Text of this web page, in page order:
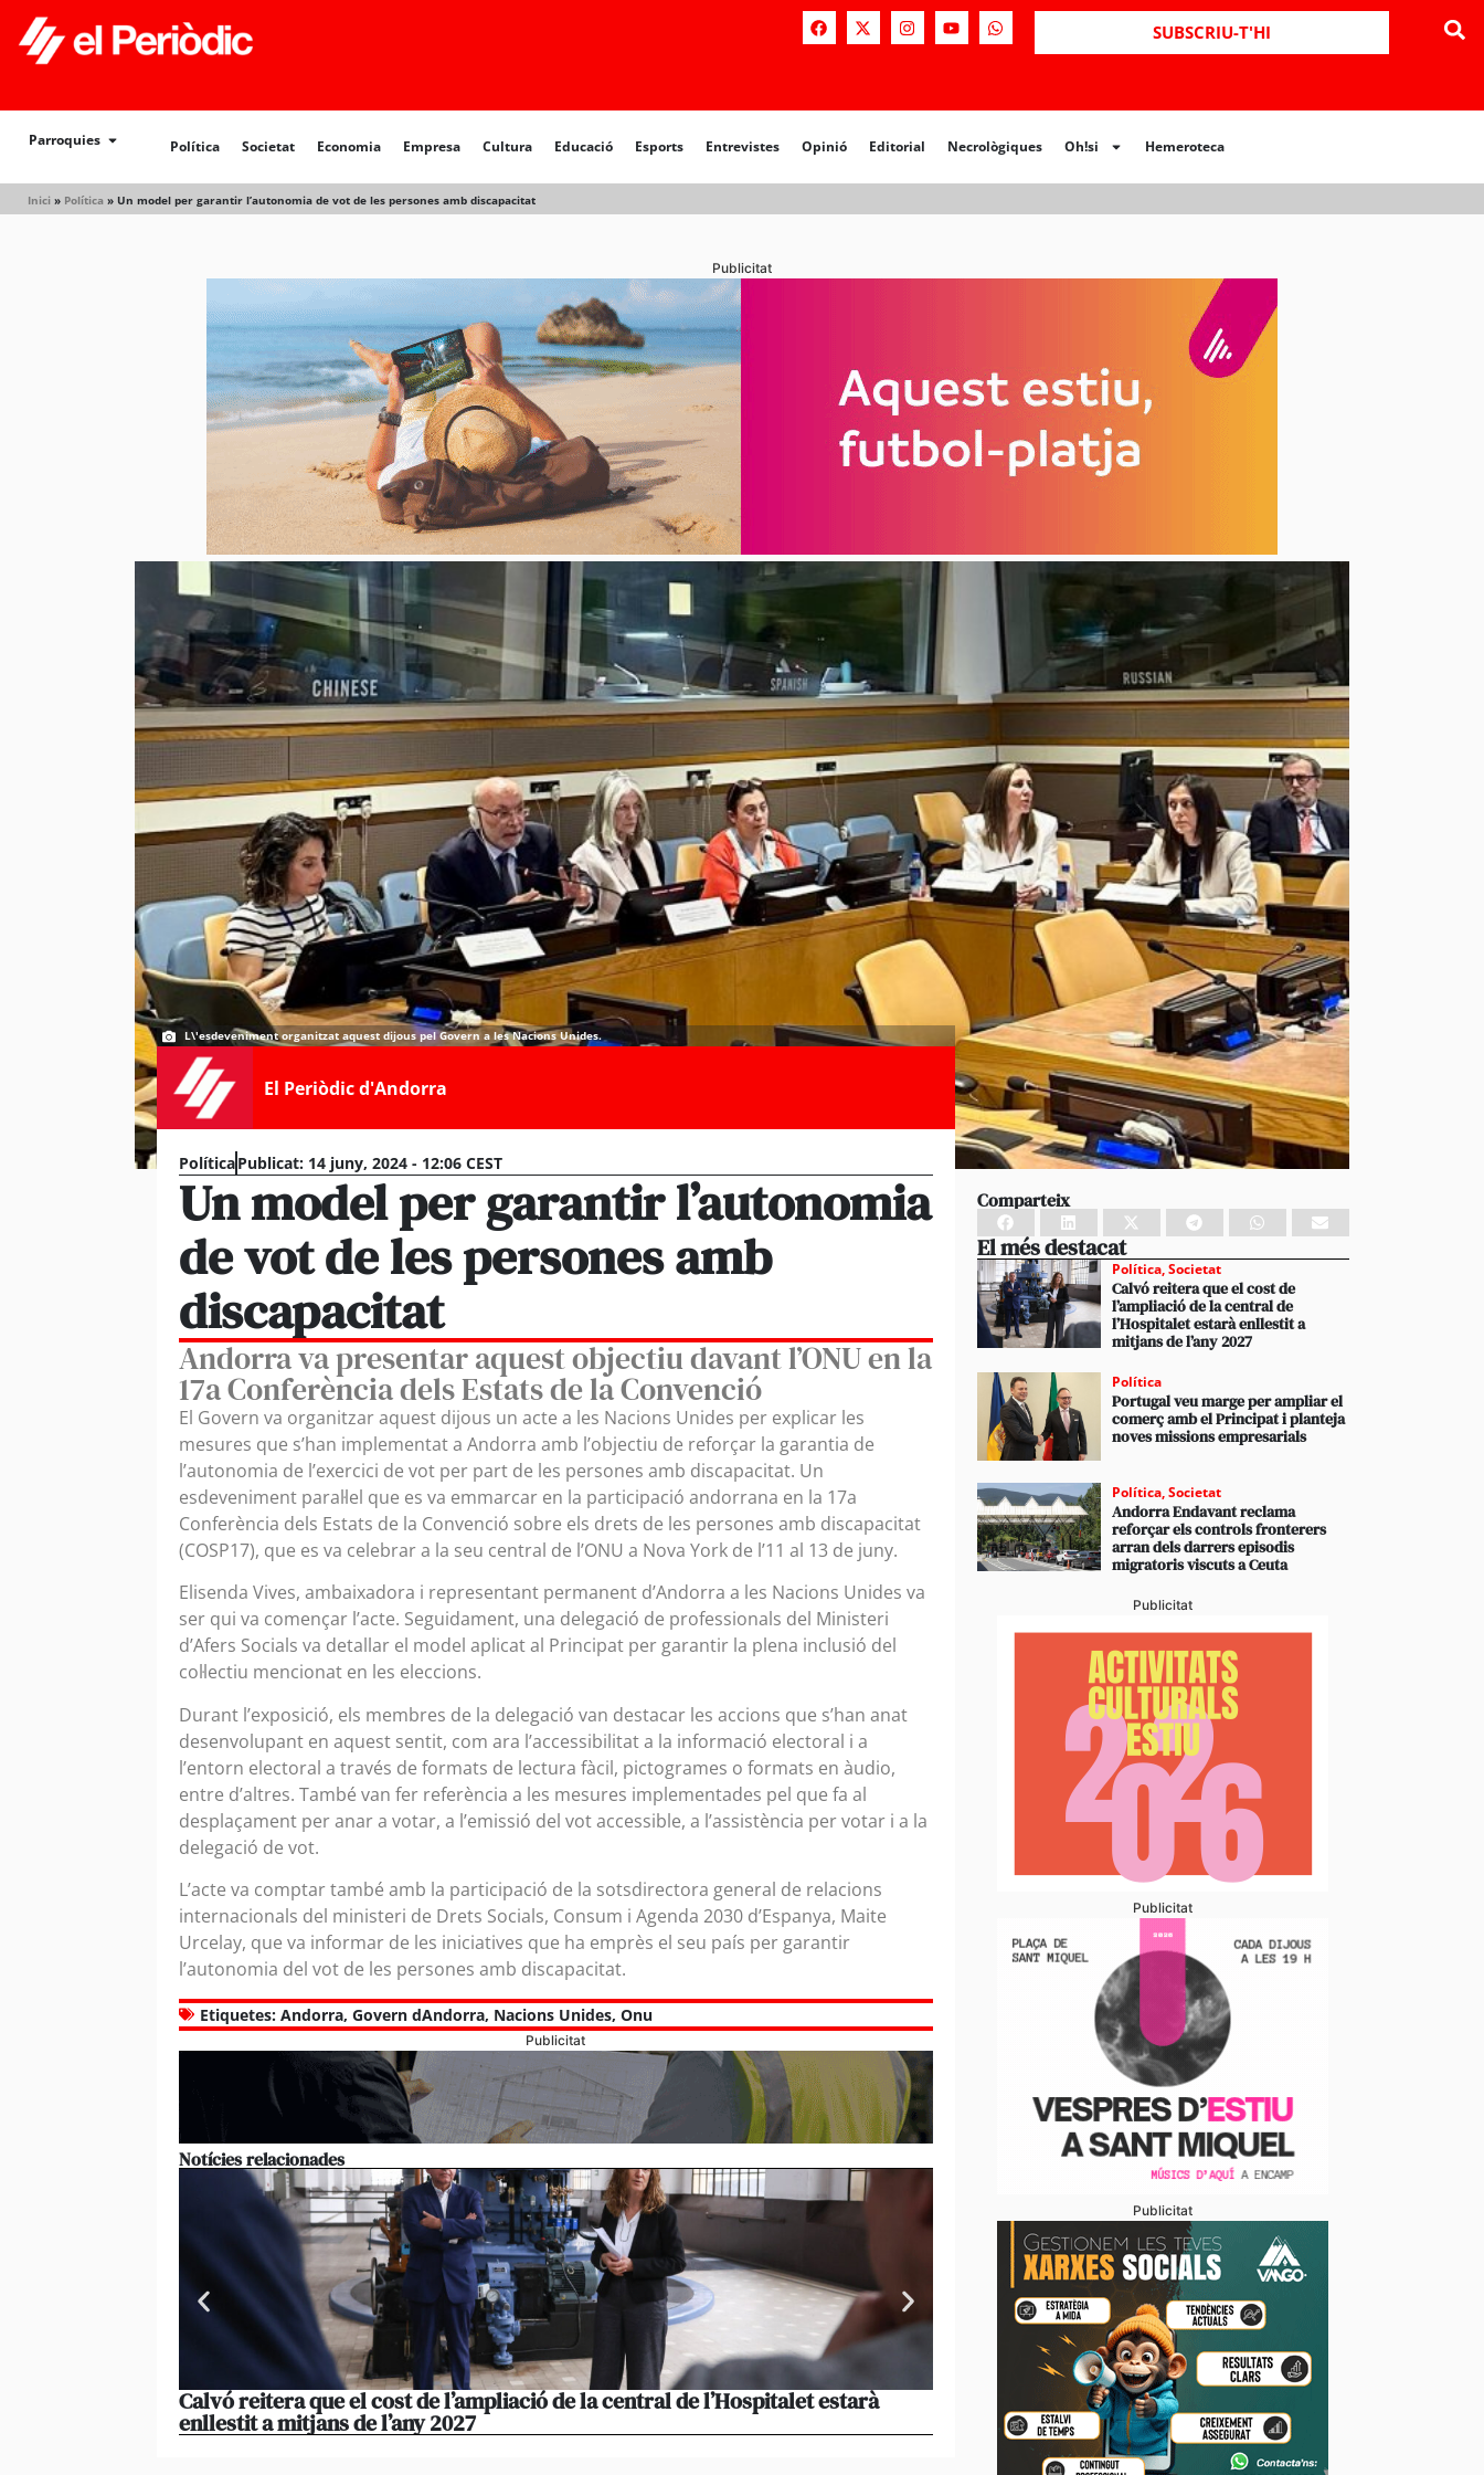
SUBSCRIU-T'HI
Parroquies Política Societat Economia Empresa Cultura Educació Esports Entrevistes Opinió Editorial Necrològiques Oh!si Hemeroteca
Inici » Política » Un model per garantir l’autonomia de vot de les persones amb discapacitat
Política Societat Opinió Editorial Necrològiques Hemeroteca
Publicitat
L\'esdeveniment organitzat aquest dijous pel Govern a les Nacions Unides.
El Periòdic d'Andorra
PolíticaPublicat: 14 juny, 2024 - 12:06 CEST
Un model per garantir l’autonomia
de vot de les persones amb
discapacitat
Andorra va presentar aquest objectiu davant l’ONU en la
17a Conferència dels Estats de la Convenció
El Govern va organitzar aquest dijous un acte a les Nacions Unides per explicar les
mesures que s’han implementat a Andorra amb l’objectiu de reforçar la garantia de
l’autonomia de l’exercici de vot per part de les persones amb discapacitat. Un
esdeveniment paral·lel que es va emmarcar en la participació andorrana en la 17a
Conferència dels Estats de la Convenció sobre els drets de les persones amb discapacitat
(COSP17), que es va celebrar a la seu central de l’ONU a Nova York de l’11 al 13 de juny.
Elisenda Vives, ambaixadora i representant permanent d’Andorra a les Nacions Unides va
ser qui va començar l’acte. Seguidament, una delegació de professionals del Ministeri
d’Afers Socials va detallar el model aplicat al Principat per garantir la plena inclusió del
col·lectiu mencionat en les eleccions.
Durant l’exposició, els membres de la delegació van destacar les accions que s’han anat
desenvolupant en aquest sentit, com ara l’accessibilitat a la informació electoral i a
l’entorn electoral a través de formats de lectura fàcil, pictogrames o formats en àudio,
entre d’altres. També van fer referència a les mesures implementades pel que fa al
desplaçament per anar a votar, a l’emissió del vot accessible, a l’assistència per votar i a la
delegació de vot.
L’acte va comptar també amb la participació de la sotsdirectora general de relacions
internacionals del ministeri de Drets Socials, Consum i Agenda 2030 d’Espanya, Maite
Urcelay, que va informar de les iniciatives que ha emprès el seu país per garantir
l’autonomia del vot de les persones amb discapacitat.
Etiquetes: Andorra, Govern dAndorra, Nacions Unides, Onu
Publicitat
Notícies relacionades
Calvó reitera que el cost de l’ampliació de la central de l’Hospitalet estarà
enllestit a mitjans de l’any 2027
Portugal veu marge per ampliar el comerç amb el
missions empresarials
Comparteix
El més destacat
Política,Societat
Calvó reitera que el cost de
l’ampliació de la central de
l’Hospitalet estarà enllestit a
mitjans de l’any 2027
Política
Portugal veu marge per ampliar el
comerç amb el Principat i planteja
noves missions empresarials
Política,Societat
Andorra Endavant reclama
reforçar els controls fronterers
arran dels darrers episodis
migratoris viscuts a Ceuta
Publicitat
Publicitat
Publicitat